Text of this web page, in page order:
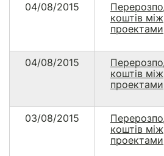
04/08/2015
коштів між
проектами
04/08/2015
коштів між
проектами
03/08/2015
коштів між
проектами